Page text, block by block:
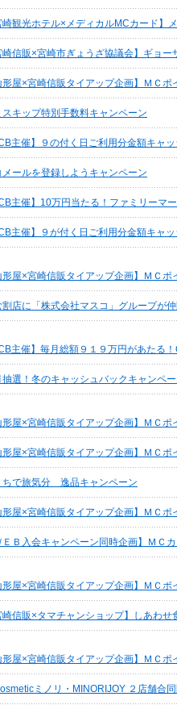
崎観光ホテル×メディカルMCカード】
崎信販×宮崎市ぎょうざ協議会】ギョ
形屋×宮崎信販タイアップ企画】ＭＣ
スキップ特別手数料キャンペーン
主催】９の付く日ご利用分金額キャ
メールを登録しようキャンペーン
主催】10万円当たる！ファミリーマ
主催】９が付く日ご利用分金額キャ
形屋×宮崎信販タイアップ企画】ＭＣ
割店に「株式会社マスコ」グループが仲
主催】毎月総額９１９万円があたる
抽選！冬のキャッシュバックキャンペ
形屋×宮崎信販タイアップ企画】ＭＣ
形屋×宮崎信販タイアップ企画】ＭＣ
ちで旅気分 逸品キャンペーン
形屋×宮崎信販タイアップ企画】ＭＣ
ＥＢ入会キャンペーン同時企画】ＭＣ
形屋×宮崎信販タイアップ企画】ＭＣ
崎信販×タマチャンショップ】しあわ
形屋×宮崎信販タイアップ企画】ＭＣ
ミノリ・MINORIJOY ２店舗合